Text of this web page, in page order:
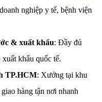
nghiệp y tế, bệnh viện
& xuất khẩu: Đầy đủ
xuất khẩu quốc tế.
TP.HCM: Xưởng tại khu
hàng tận nơi nhanh